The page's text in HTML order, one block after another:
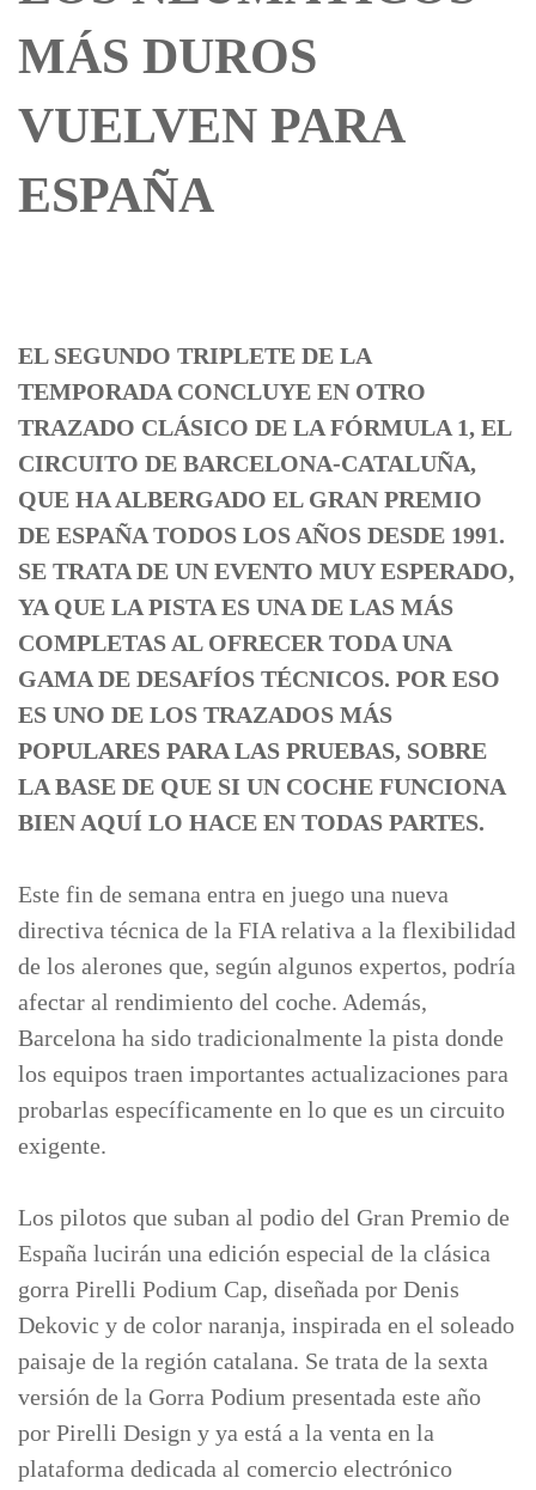
MÁS DUROS
VUELVEN PARA
ESPAÑA
EL SEGUNDO TRIPLETE DE LA
TEMPORADA CONCLUYE EN OTRO
TRAZADO CLÁSICO DE LA FÓRMULA 1, EL
CIRCUITO DE BARCELONA-CATALUÑA,
QUE HA ALBERGADO EL GRAN PREMIO
DE ESPAÑA TODOS LOS AÑOS DESDE 1991.
SE TRATA DE UN EVENTO MUY ESPERADO,
YA QUE LA PISTA ES UNA DE LAS MÁS
COMPLETAS AL OFRECER TODA UNA
GAMA DE DESAFÍOS TÉCNICOS. POR ESO
ES UNO DE LOS TRAZADOS MÁS
POPULARES PARA LAS PRUEBAS, SOBRE
LA BASE DE QUE SI UN COCHE FUNCIONA
BIEN AQUÍ LO HACE EN TODAS PARTES.
Este fin de semana entra en juego una nueva
directiva técnica de la FIA relativa a la flexibilidad
de los alerones que, según algunos expertos, podría
afectar al rendimiento del coche. Además,
Barcelona ha sido tradicionalmente la pista donde
los equipos traen importantes actualizaciones para
probarlas específicamente en lo que es un circuito
exigente.
Los pilotos que suban al podio del Gran Premio de
España lucirán una edición especial de la clásica
gorra Pirelli Podium Cap, diseñada por Denis
Dekovic y de color naranja, inspirada en el soleado
paisaje de la región catalana. Se trata de la sexta
versión de la Gorra Podium presentada este año
por Pirelli Design y ya está a la venta en la
plataforma dedicada al comercio electrónico